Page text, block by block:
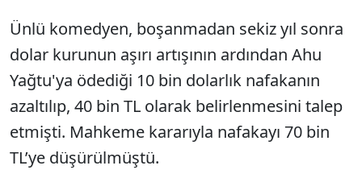
Ünlü komedyen, boşanmadan sekiz yıl sonra
dolar kurunun aşırı artışının ardından Ahu
Yağtu'ya ödediği 10 bin dolarlık nafakanın
azaltılıp, 40 bin TL olarak belirlenmesini talep
etmişti. Mahkeme kararıyla nafakayı 70 bin
TL’ye düşürülmüştü.